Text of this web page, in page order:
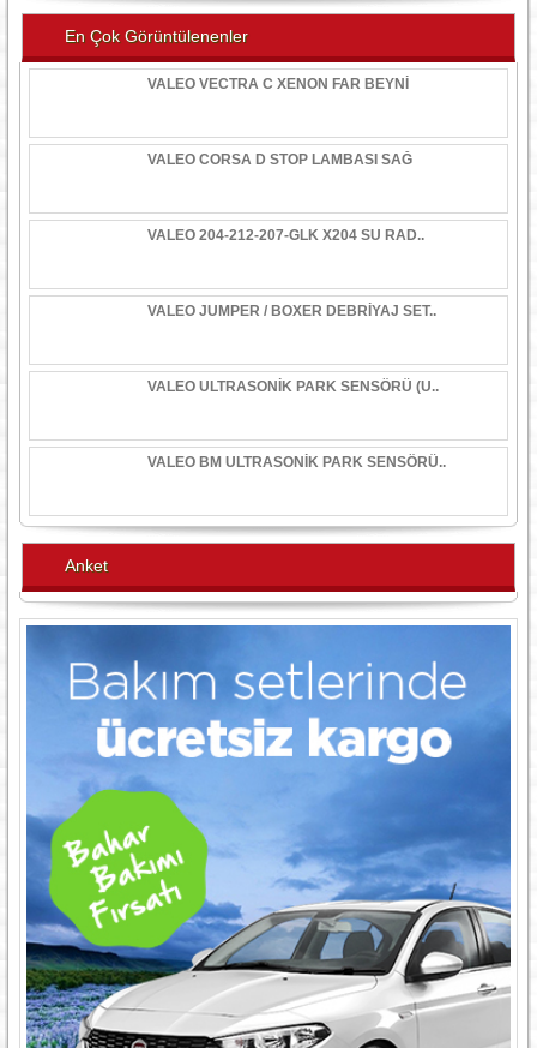
En Çok Görüntülenenler
VALEO VECTRA C XENON FAR BEYNİ
VALEO CORSA D STOP LAMBASI SAĞ
VALEO 204-212-207-GLK X204 SU RAD..
VALEO JUMPER / BOXER DEBRİYAJ SET..
VALEO ULTRASONİK PARK SENSÖRÜ (U..
VALEO BM ULTRASONİK PARK SENSÖRÜ..
Anket